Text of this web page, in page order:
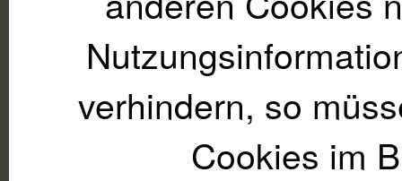
verhindern, so
Cookies im